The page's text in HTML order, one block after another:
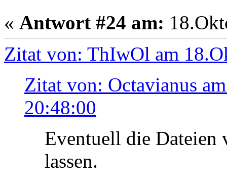
« Antwort #24 am:
Zitat von: ThIwOl am
Zitat von: Octavianus
20:48:00
Eventuell die Dateien
lassen.